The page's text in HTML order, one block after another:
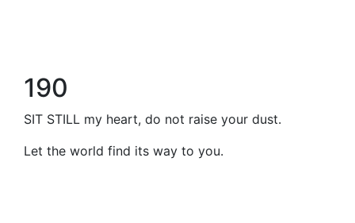
190
SIT STILL my heart, do not raise your dust.
Let the world find its way to you.